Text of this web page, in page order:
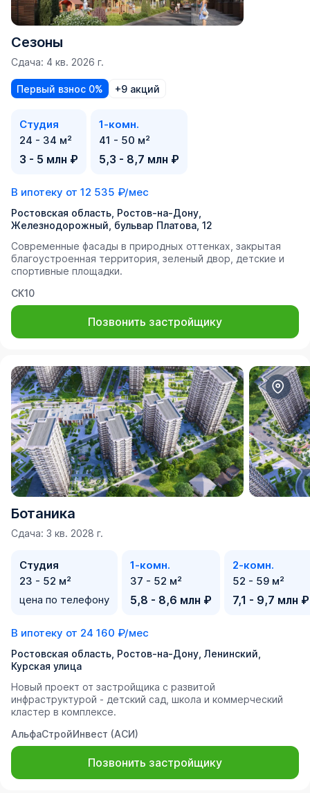
Сезоны
Сдача: 4 кв. 2026 г.
Первый взнос 0% +9 акций
Студия
24 - 34 м²
3 - 5 млн ₽
1-комн.
41 - 50 м²
5,3 - 8,7 млн ₽
В ипотеку от 12 535 ₽/мес
Ростовская область, Ростов-на-Дону,
Железнодорожный, бульвар Платова, 12
Современные фасады в природных оттенках, закрытая
благоустроенная территория, зеленый двор, детские и
спортивные площадки.
СК10
Позвонить застройщику
Ботаника
Сдача: 3 кв. 2028 г.
Студия
23 - 52 м²
цена по телефону
1-комн.
37 - 52 м²
5,8 - 8,6 млн ₽
2-комн.
52 - 59 м²
7,1 - 9,7 млн ₽
В ипотеку от 24 160 ₽/мес
Ростовская область, Ростов-на-Дону, Ленинский,
Курская улица
Новый проект от застройщика с развитой
инфраструктурой - детский сад, школа и коммерческий
кластер в комплексе.
АльфаСтройИнвест (АСИ)
Позвонить застройщику